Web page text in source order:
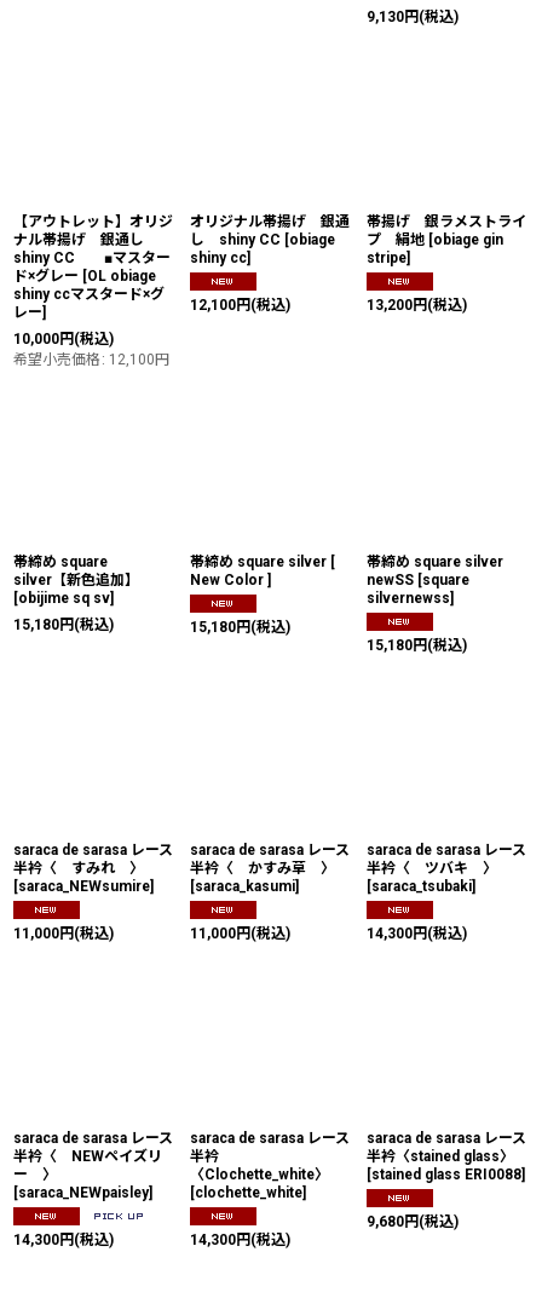
9,130円 (税込)
【アウトレット】オリジ
ナル帯揚げ 銀通し
shiny CC ■マスター
ド×グレー [OL obiage
shiny ccマスタード×グ
レー]
10,000円 (税込)
希望小売価格 : 12,100円
オリジナル帯揚げ 銀通
し shiny CC [obiage
shiny cc]
12,100円 (税込)
帯揚げ 銀ラメストライ
プ 絹地 [obiage gin
stripe]
13,200円 (税込)
帯締め square
silver【新色追加】
[obijime sq sv]
15,180円 (税込)
帯締め square silver [
New Color ]
15,180円 (税込)
帯締め square silver
newSS [square
silvernewss]
15,180円 (税込)
saraca de sarasa レース
半衿〈 すみれ 〉
[saraca_NEWsumire]
11,000円 (税込)
saraca de sarasa レース
半衿〈 かすみ草 〉
[saraca_kasumi]
11,000円 (税込)
saraca de sarasa レース
半衿〈 ツバキ 〉
[saraca_tsubaki]
14,300円 (税込)
saraca de sarasa レース
半衿〈 NEWペイズリ
ー 〉
[saraca_NEWpaisley]
14,300円 (税込)
saraca de sarasa レース
半衿
〈Clochette_white〉
[clochette_white]
14,300円 (税込)
saraca de sarasa レース
半衿〈stained glass〉
[stained glass ERI0088]
9,680円 (税込)